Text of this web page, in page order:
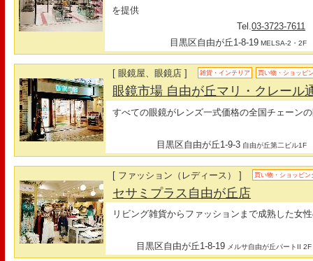
を提供
Tel.03-3723-7611
目黒区自由が丘1-8-19 MELSA-2・2F
[ 眼鏡屋、眼鏡店 ] 雑貨・インテリア 買い物・ショッピ
眼鏡市場 自由が丘マリ・クレール
すべての眼鏡がレンズ一式価格の全国チェーン
目黒区自由が丘1-9-3 自由が丘第二ビル1F
[ ファッション（レディース） ] 買い物・ショッピン
セサミプラス自由が丘店
リビング雑貨からファッションまで成熟した女
目黒区自由が丘1-8-19 メルサ自由が丘パートII 2F